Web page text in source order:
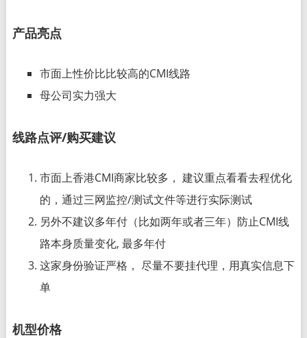
产品亮点
市面上性价比比较高的CMI线路
母公司实力强大
线路点评/购买建议
市面上香港CMI商家比较多， 建议重点看看去程优化
的，通过三网监控/测试文件等进行实际测试
另外不建议多年付（比如两年或者三年）防止CMI线
路本身质量变化, 最多年付
这家身份验证严格， 尽量不要挂代理，用真实信息下
单
机型价格